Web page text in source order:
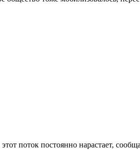
поток постоянно нарастает,